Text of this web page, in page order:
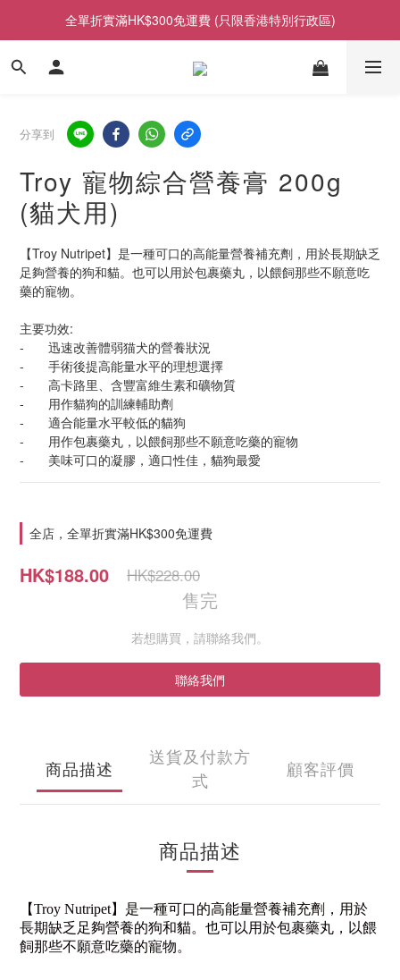
全單折實滿HK$300免運費 (只限香港特別行政區)
分享到
Troy 寵物綜合營養膏 200g
(貓犬用)
【Troy Nutripet】是一種可口的高能量營養補充劑，用於長期缺乏
足夠營養的狗和貓。也可以用於包裹藥丸，以餵飼那些不願意吃
藥的寵物。
主要功效:
-	迅速改善體弱猫犬的營養狀況
-	手術後提高能量水平的理想選擇
-	高卡路里、含豐富維生素和礦物質
-	用作貓狗的訓練輔助劑
-	適合能量水平較低的貓狗
-	用作包裹藥丸，以餵飼那些不願意吃藥的寵物
-	美味可口的凝膠，適口性佳，貓狗最愛
全店，全單折實滿HK$300免運費
HK$188.00 HK$228.00
售完
若想購買，請聯絡我們。
聯絡我們
商品描述
送貨及付款方
式
顧客評價
商品描述
【Troy Nutripet】是一種可口的高能量營養補充劑，用於
長期缺乏足夠營養的狗和貓。 也可以用於包裹藥丸，以餵
飼那些不願意吃藥的寵物。